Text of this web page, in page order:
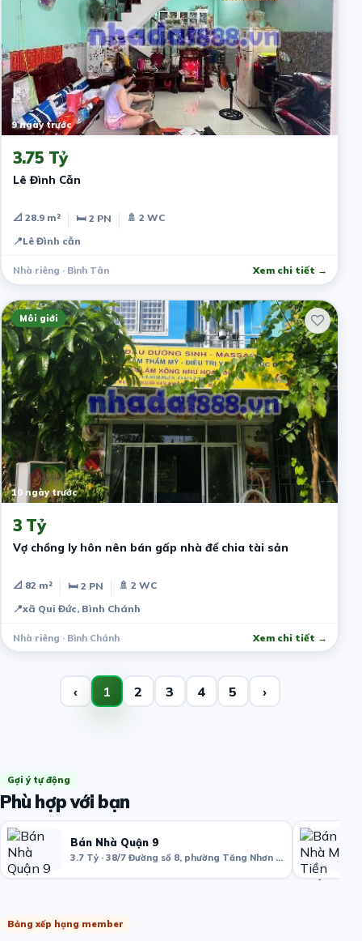
9 ngày trước
3.75 Tỷ
Lê Đình Cẫn
📐 28.9 m² 🛏 2 PN
🚿 2 WC
📍Lê Đình cẫn
Nhà riêng · Bình Tân Xem chi tiết →
Môi giới
10 ngày trước
3 Tỷ
Vợ chồng ly hôn nên bán gấp nhà để chia tài sản
📐 82 m² 🛏 2 PN
🚿 2 WC
📍xã Qui Đức, Bình Chánh
Nhà riêng · Bình Chánh Xem chi tiết →
‹ 1 2 3 4 5 ›
Gợi ý tự động
Phù hợp với bạn
Bán Nhà Quận 9
3.7 Tỷ · 38/7 Đường số 8, phường Tăng Nhơn Phú B, Quận 9, Hồ Chí Minh, Việt Nam
Bảng xếp hạng member